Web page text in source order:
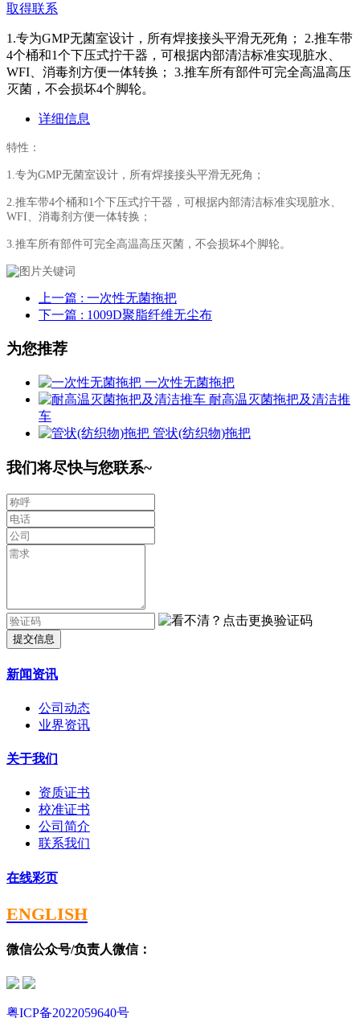
取得联系
1.专为GMP无菌室设计，所有焊接接头平滑无死角； 2.推车带
4个桶和1个下压式拧干器，可根据内部清洁标准实现脏水、
WFI、消毒剂方便一体转换； 3.推车所有部件可完全高温高压
灭菌，不会损坏4个脚轮。
详细信息
特性：
1.专为GMP无菌室设计，所有焊接接头平滑无死角；
2.推车带4个桶和1个下压式拧干器，可根据内部清洁标准实现脏水、
WFI、消毒剂方便一体转换；
3.推车所有部件可完全高温高压灭菌，不会损坏4个脚轮。
上一篇 : 一次性无菌拖把
下一篇 : 1009D聚脂纤维无尘布
为您推荐
一次性无菌拖把
耐高温灭菌拖把及清洁推
车
管状(纺织物)拖把
我们将尽快与您联系~
提交信息
新闻资讯
公司动态
业界资讯
关于我们
资质证书
校准证书
公司简介
联系我们
在线彩页
ENGLISH
微信公众号/负责人微信：
粤ICP备2022059640号